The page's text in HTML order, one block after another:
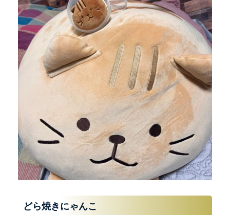
どら焼きにゃんこ